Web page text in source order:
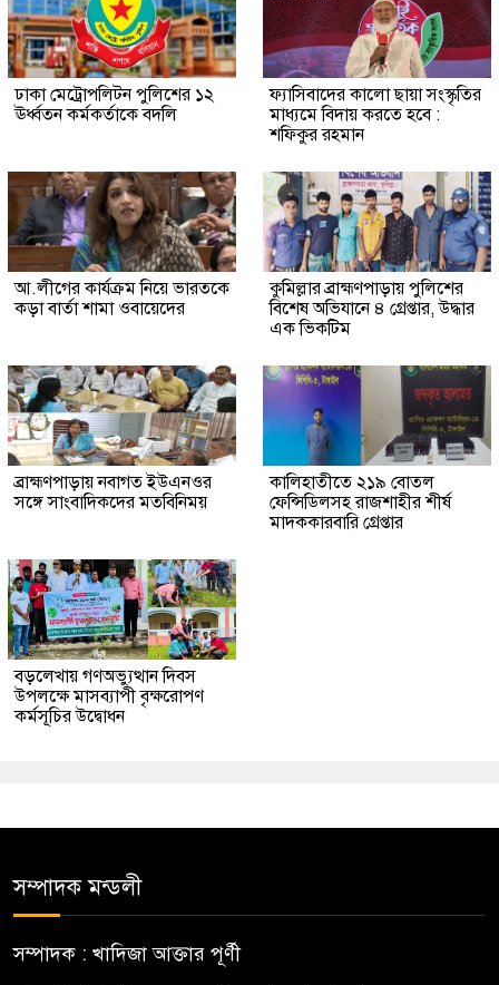
ঢাকা মেট্রোপলিটন পুলিশের ১২
ঊর্ধ্বতন কর্মকর্তাকে বদলি
ফ্যাসিবাদের কালো ছায়া সংস্কৃতির
মাধ্যমে বিদায় করতে হবে :
শফিকুর রহমান
আ.লীগের কার্যক্রম নিয়ে ভারতকে
কড়া বার্তা শামা ওবায়েদের
কুমিল্লার ব্রাহ্মণপাড়ায় পুলিশের
বিশেষ অভিযানে ৪ গ্রেপ্তার, উদ্ধার
এক ভিকটিম
ব্রাহ্মণপাড়ায় নবাগত ইউএনওর
সঙ্গে সাংবাদিকদের মতবিনিময়
কালিহাতীতে ২১৯ বোতল
ফেন্সিডিলসহ রাজশাহীর শীর্ষ
মাদককারবারি গ্রেপ্তার
বড়লেখায় গণঅভ্যুত্থান দিবস
উপলক্ষে মাসব্যাপী বৃক্ষরোপণ
কর্মসূচির উদ্বোধন
সম্পাদক মন্ডলী
সম্পাদক : খাদিজা আক্তার পূর্ণী